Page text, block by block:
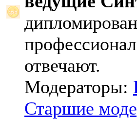
отвечают.
Модераторы:
Старшие